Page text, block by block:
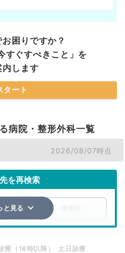
困りですか？
すぐすべきこと」を
内します
タート
病院・整形外科一覧
2026/08/07時点
を再検索
整骨院・接骨院
と見る
療（18時以降） 土日診療